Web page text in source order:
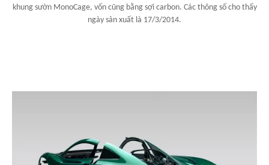
khung sườn MonoCage, vốn cũng bằng sợi carbon. Các thông số cho thấy
ngày sản xuất là 17/3/2014.